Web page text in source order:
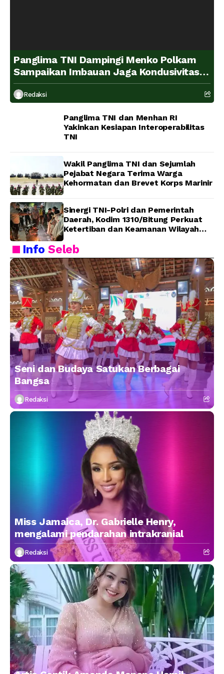
Panglima TNI Dampingi Menko Polkam
Sampaikan Imbauan Jaga Kondusivitas
Bangsa
Redaksi
Panglima TNI dan Menhan RI
Yakinkan Kesiapan Interoperabilitas
TNI
Wakil Panglima TNI dan Sejumlah
Pejabat Negara Terima Warga
Kehormatan dan Brevet Korps Marinir
Sinergi TNI-Polri dan Pemerintah
Daerah, Kodim 1310/Bitung Perkuat
Ketertiban dan Keamanan Wilayah
InfoSeleb
Seni dan Budaya Satukan Berbagai
Bangsa
Redaksi
Miss Jamaica, Dr. Gabrielle Henry,
mengalami pendarahan intrakranial
Redaksi